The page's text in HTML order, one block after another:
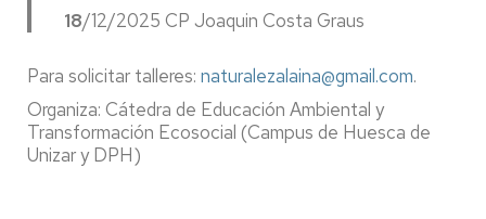
18/12/2025 CP Joaquin Costa Graus
Para solicitar talleres: naturalezalaina@gmail.com.
Organiza: Cátedra de Educación Ambiental y
Transformación Ecosocial (Campus de Huesca de
Unizar y DPH)